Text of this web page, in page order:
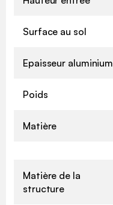
Surface au sol
Epaisseur aluminium
Poids
Matière
Matière de la
structure